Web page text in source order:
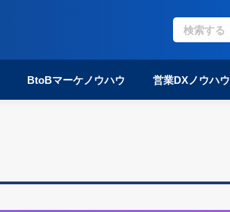
BtoBマーケノウハウ 営業DXノウハウ